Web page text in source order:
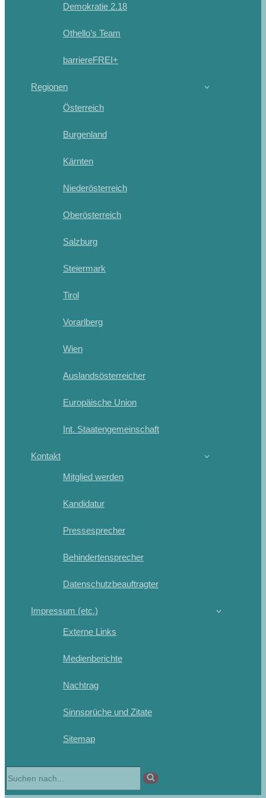
Demokratie 2.18
Othello’s Team
barriereFREI+
Regionen
Österreich
Burgenland
Kärnten
Niederösterreich
Oberösterreich
Salzburg
Steiermark
Tirol
Vorarlberg
Wien
Auslandsösterreicher
Europäische Union
Int. Staatengemeinschaft
Kontakt
Mitglied werden
Kandidatur
Pressesprecher
Behindertensprecher
Datenschutzbeauftragter
Impressum (etc.)
Externe Links
Medienberichte
Nachtrag
Sinnsprüche und Zitate
Sitemap